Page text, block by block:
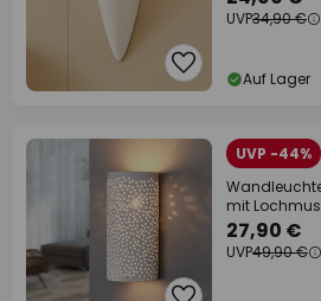
UVP34,90 €
Auf Lager
UVP -44%
mit
27,90 €
UVP49,90 €